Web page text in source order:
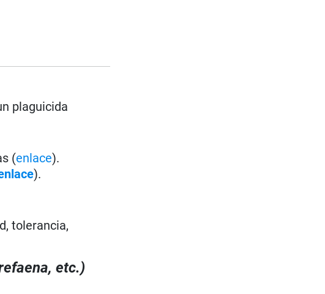
plaguicida
(enlace).
).
tolerancia,
etc.)